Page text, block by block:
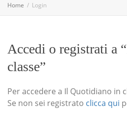
Home Login
Accedi o registrati a
classe”
Per accedere a Il Quotidiano in
Se non sei registrato clicca qui